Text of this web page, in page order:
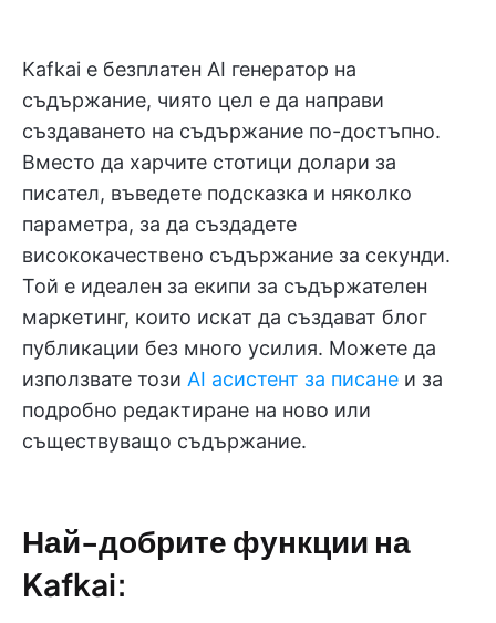
Kafkai е безплатен AI генератор на
съдържание, чиято цел е да направи
създаването на съдържание по-достъпно.
Вместо да харчите стотици долари за
писател, въведете подсказка и няколко
параметра, за да създадете
висококачествено съдържание за секунди.
Той е идеален за екипи за съдържателен
маркетинг, които искат да създават блог
публикации без много усилия. Можете да
използвате този AI асистент за писане и за
подробно редактиране на ново или
съществуващо съдържание.
Най-добрите функции на
Kafkai: